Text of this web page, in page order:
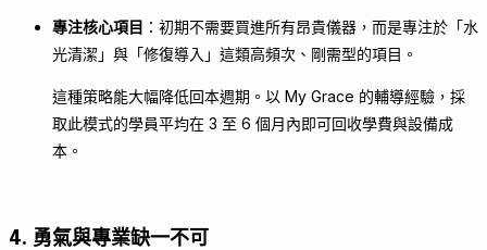
專注核心項目 ：初期不需要買進所有昂貴儀器，而是專注於「水
光清潔」與「修復導入」這類高頻次、剛需型的項目。
這種策略能大幅降低回本週期。以 My Grace 的輔導經驗，採
取此模式的學員平均在 3 至 6 個月內即可回收學費與設備成
本。
4. 勇氣與專業缺一不可